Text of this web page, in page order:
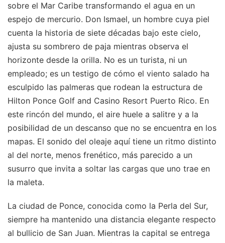
sobre el Mar Caribe transformando el agua en un
espejo de mercurio. Don Ismael, un hombre cuya piel
cuenta la historia de siete décadas bajo este cielo,
ajusta su sombrero de paja mientras observa el
horizonte desde la orilla. No es un turista, ni un
empleado; es un testigo de cómo el viento salado ha
esculpido las palmeras que rodean la estructura de
Hilton Ponce Golf and Casino Resort Puerto Rico. En
este rincón del mundo, el aire huele a salitre y a la
posibilidad de un descanso que no se encuentra en los
mapas. El sonido del oleaje aquí tiene un ritmo distinto
al del norte, menos frenético, más parecido a un
susurro que invita a soltar las cargas que uno trae en
la maleta.
La ciudad de Ponce, conocida como la Perla del Sur,
siempre ha mantenido una distancia elegante respecto
al bullicio de San Juan. Mientras la capital se entrega